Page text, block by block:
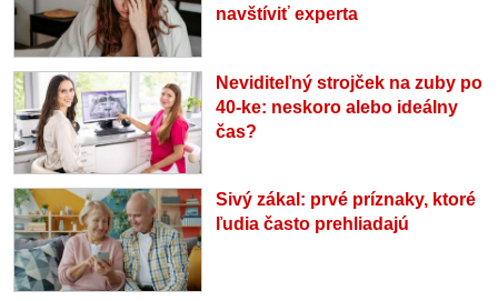
navštíviť experta
Neviditeľný strojček na zuby po
40-ke: neskoro alebo ideálny
čas?
Sivý zákal: prvé príznaky, ktoré
ľudia často prehliadajú